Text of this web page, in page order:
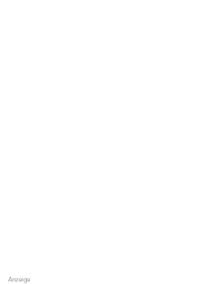
Anzeige